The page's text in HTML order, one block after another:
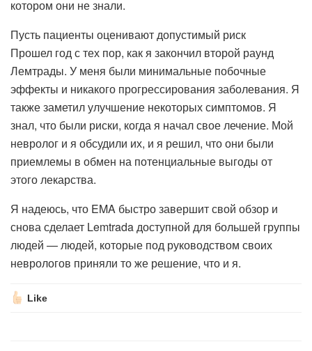
котором они не знали.
Пусть пациенты оценивают допустимый риск
Прошел год с тех пор, как я закончил второй раунд
Лемтрады. У меня были минимальные побочные
эффекты и никакого прогрессирования заболевания. Я
также заметил улучшение некоторых симптомов. Я
знал, что были риски, когда я начал свое лечение. Мой
невролог и я обсудили их, и я решил, что они были
приемлемы в обмен на потенциальные выгоды от
этого лекарства.
Я надеюсь, что EMA быстро завершит свой обзор и
снова сделает Lemtrada доступной для большей группы
людей — людей, которые под руководством своих
неврологов приняли то же решение, что и я.
Like